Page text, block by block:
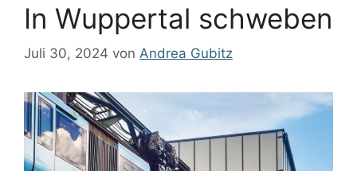
In Wuppertal schweben
Juli 30, 2024 von Andrea Gubitz